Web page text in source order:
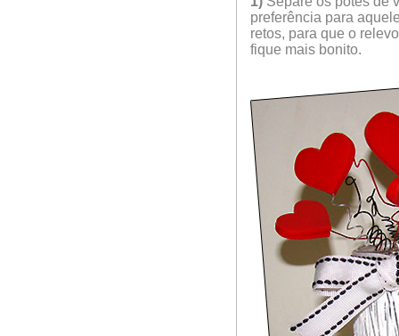
preferência para
retos, para que o
fique mais bonito.